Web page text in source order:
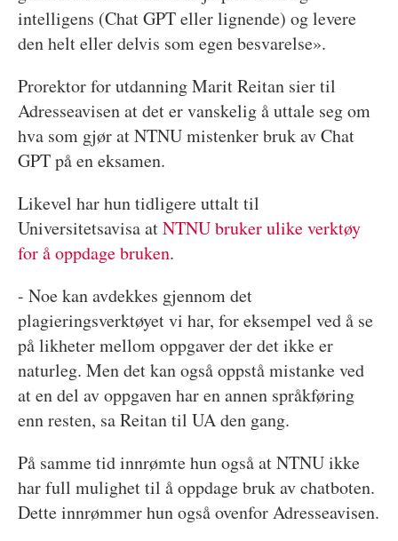
intelligens (Chat GPT eller lignende) og levere
den helt eller delvis som egen besvarelse».
Prorektor for utdanning Marit Reitan sier til
Adresseavisen at det er vanskelig å uttale seg om
hva som gjør at NTNU mistenker bruk av Chat
GPT på en eksamen.
Likevel har hun tidligere uttalt til
Universitetsavisa atNTNU bruker ulike verktøy
for å oppdage bruken.
- Noe kan avdekkes gjennom det
plagieringsverktøyet vi har, for eksempel ved å se
på likheter mellom oppgaver der det ikke er
naturleg. Men det kan også oppstå mistanke ved
at en del av oppgaven har en annen språkføring
enn resten, sa Reitan til UA den gang.
På samme tid innrømte hun også at NTNU ikke
har full mulighet til å oppdage bruk av chatboten.
Dette innrømmer hun også ovenfor Adresseavisen.